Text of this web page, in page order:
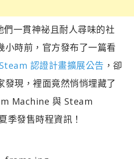
一貫神祕且耐人尋味的社
小時前，官方發布了一篇看
Steam 認證計畫擴展公告 ，卻
發現，裡面竟然悄悄埋藏了
Machine 與 Steam
季發售時程資訊！